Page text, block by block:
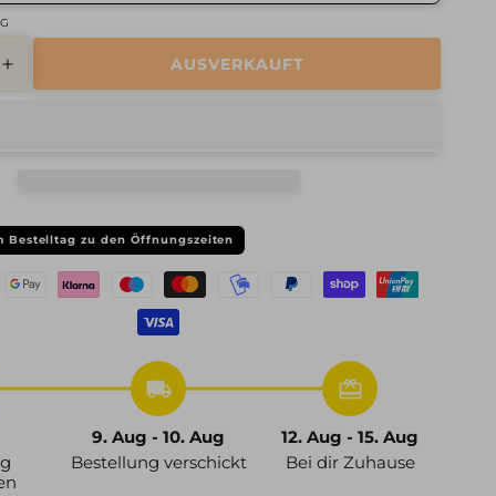
Erhöhe
die
ET45
5x120
65,1,
AUSVERKAUFT
Bestelltag zu den Öffnungszeiten
local_shipping
9. Aug - 10. Aug
Bestellung verschickt
redeem
12. Aug - 15. Aug
Bei dir Zuhause